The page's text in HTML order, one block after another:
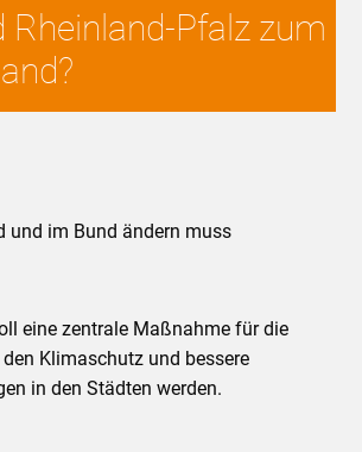
Rheinland-Pfalz zum
und im Bund ändern muss
eine zentrale Maßnahme für die
Klimaschutz und bessere
in den Städten werden.